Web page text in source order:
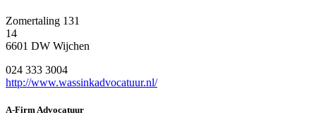
Zomertaling 131
14
6601 DW Wijchen
024 333 3004
http://www.wassinkadvocatuur.nl/
A-Firm Advocatuur